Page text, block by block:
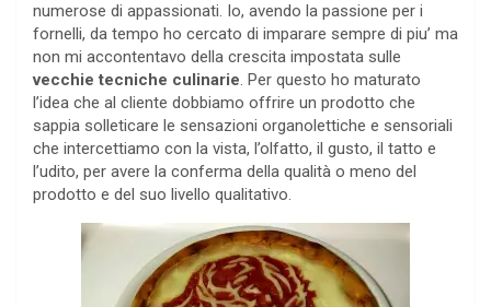
numerose di appassionati. Io, avendo la passione per i
fornelli, da tempo ho cercato di imparare sempre di piu’ ma
non mi accontentavo della crescita impostata sulle
vecchie tecniche culinarie. Per questo ho maturato
l’idea che al cliente dobbiamo offrire un prodotto che
sappia solleticare le sensazioni organolettiche e sensoriali
che intercettiamo con la vista, l’olfatto, il gusto, il tatto e
l’udito, per avere la conferma della qualità o meno del
prodotto e del suo livello qualitativo.